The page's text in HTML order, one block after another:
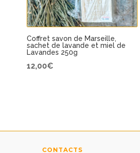
Coffret savon de Marseille,
sachet de lavande et miel de
Lavandes 250g
12,00€
CONTACTS